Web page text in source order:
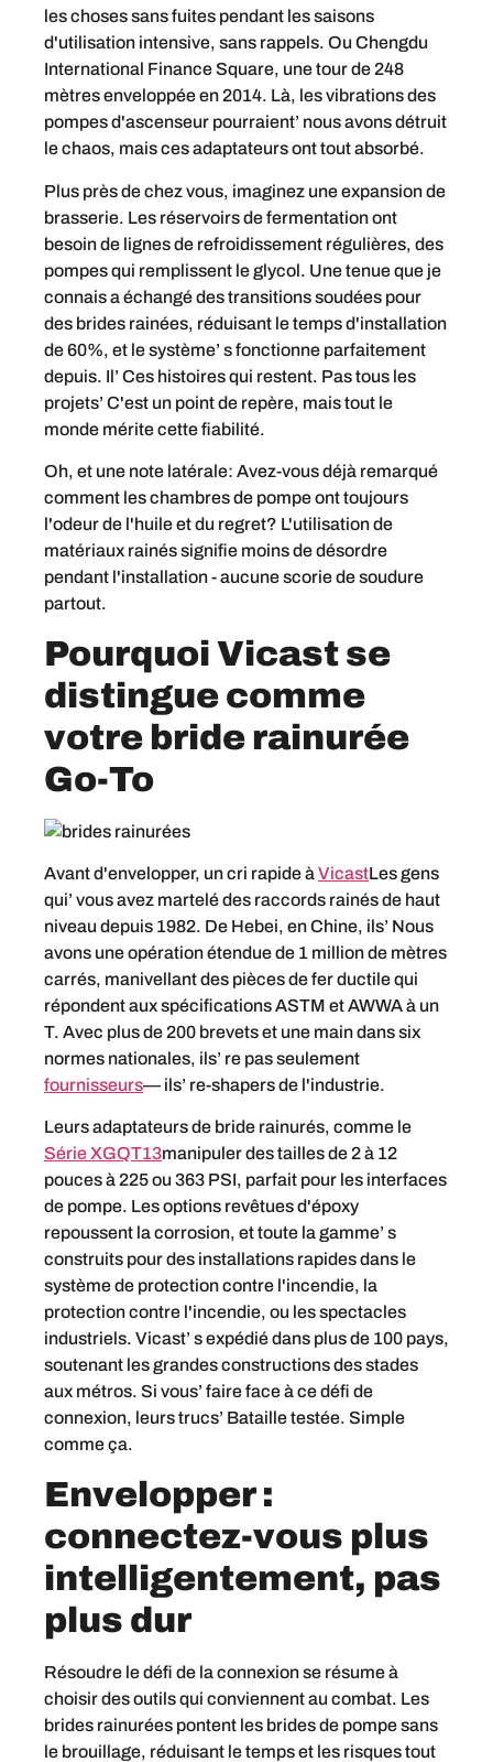
les choses sans fuites pendant les saisons
d'utilisation intensive, sans rappels. Ou Chengdu
International Finance Square, une tour de 248
mètres enveloppée en 2014. Là, les vibrations des
pompes d'ascenseur pourraient’ nous avons détruit
le chaos, mais ces adaptateurs ont tout absorbé.
Plus près de chez vous, imaginez une expansion de
brasserie. Les réservoirs de fermentation ont
besoin de lignes de refroidissement régulières, des
pompes qui remplissent le glycol. Une tenue que je
connais a échangé des transitions soudées pour
des brides rainées, réduisant le temps d'installation
de 60%, et le système’ s fonctionne parfaitement
depuis. Il’ Ces histoires qui restent. Pas tous les
projets’ C'est un point de repère, mais tout le
monde mérite cette fiabilité.
Oh, et une note latérale: Avez-vous déjà remarqué
comment les chambres de pompe ont toujours
l'odeur de l'huile et du regret? L'utilisation de
matériaux rainés signifie moins de désordre
pendant l'installation - aucune scorie de soudure
partout.
Pourquoi Vicast se
distingue comme
votre bride rainurée
Go-To
Avant d'envelopper, un cri rapide àVicastLes gens
qui’ vous avez martelé des raccords rainés de haut
niveau depuis 1982. De Hebei, en Chine, ils’ Nous
avons une opération étendue de 1 million de mètres
carrés, manivellant des pièces de fer ductile qui
répondent aux spécifications ASTM et AWWA à un
T. Avec plus de 200 brevets et une main dans six
normes nationales, ils’ re pas seulement
fournisseurs— ils’ re-shapers de l'industrie.
Leurs adaptateurs de bride rainurés, comme le
Série XGQT13manipuler des tailles de 2 à 12
pouces à 225 ou 363 PSI, parfait pour les interfaces
de pompe. Les options revêtues d'époxy
repoussent la corrosion, et toute la gamme’ s
construits pour des installations rapides dans le
système de protection contre l'incendie, la
protection contre l'incendie, ou les spectacles
industriels. Vicast’ s expédié dans plus de 100 pays,
soutenant les grandes constructions des stades
aux métros. Si vous’ faire face à ce défi de
connexion, leurs trucs’ Bataille testée. Simple
comme ça.
Envelopper :
connectez-vous plus
intelligentement, pas
plus dur
Résoudre le défi de la connexion se résume à
choisir des outils qui conviennent au combat. Les
brides rainurées pontent les brides de pompe sans
le brouillage, réduisant le temps et les risques tout